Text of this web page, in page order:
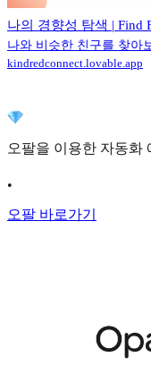
나의 경향성 탐색 | Find
나와 비슷한 친구를 찾아
kindredconnect.lovable.app
오팔을 이용한 자동화
•
오팔 바로가기